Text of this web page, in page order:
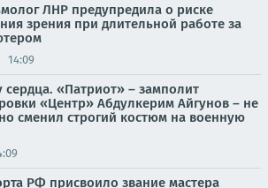
ЛНР предупредила о риске
зрения при длительной работе за
14:09
сердца. «Патриот» – замполит
«Центр» Абдулкерим Айгунов – не
сменил строгий костюм на военную
РФ присвоило звание мастера